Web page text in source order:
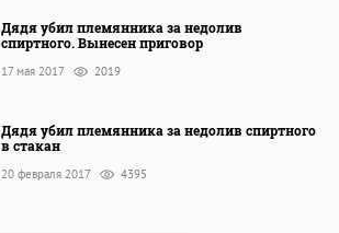
Дядя убил племянника за недолив
спиртного. Вынесен приговор
17 мая 2017 2019
Дядя убил племянника за недолив спиртного
в стакан
20 февраля 2017 4395